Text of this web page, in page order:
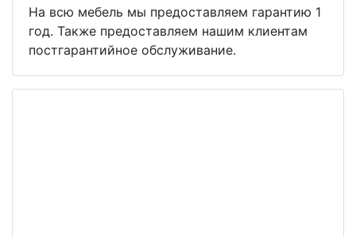
На всю мебель мы предоставляем гарантию 1
год. Также предоставляем нашим клиентам
постгарантийное обслуживание.